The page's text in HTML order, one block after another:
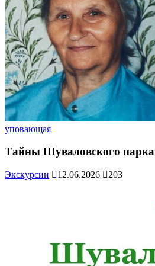
уповающая
Тайны Шуваловского парка
Экскурсии 12.06.2026 203